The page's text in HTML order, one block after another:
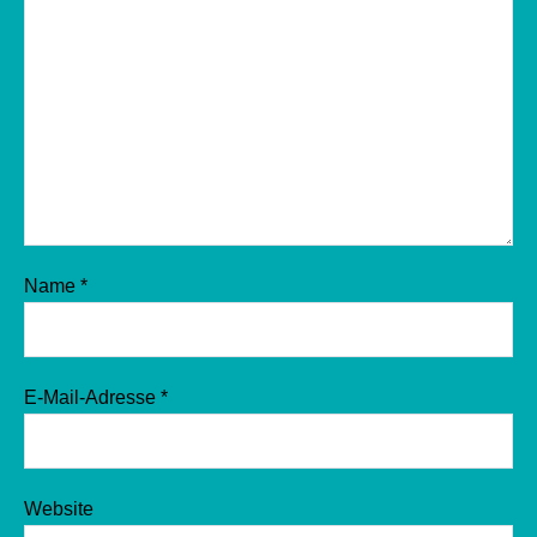
Name *
E-Mail-Adresse *
Website